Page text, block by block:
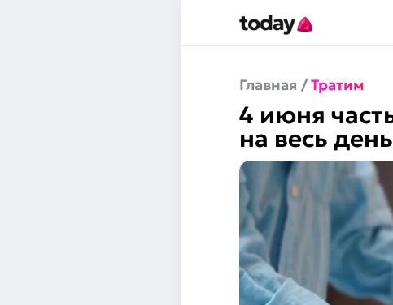
Главная /Тратим
4 июня
на весь день